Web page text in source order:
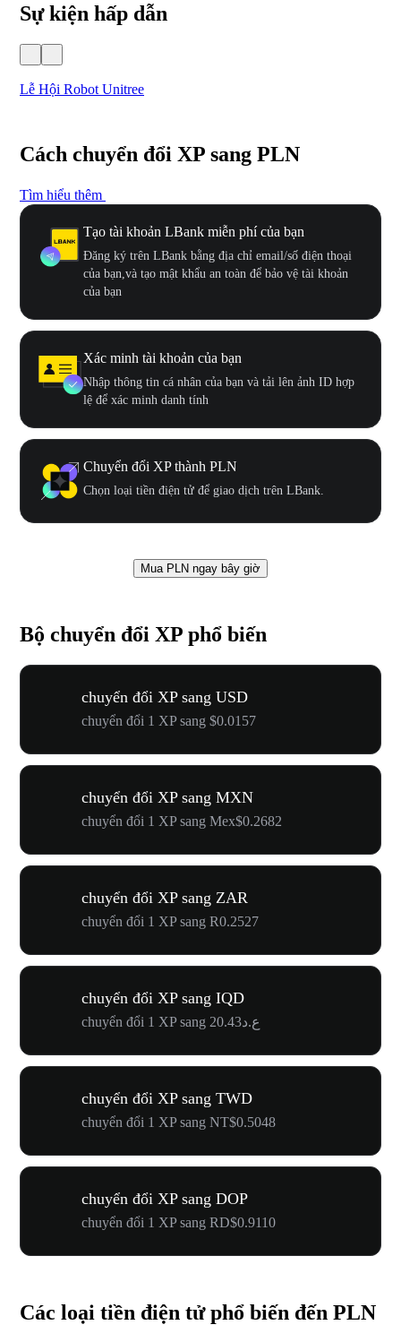
Sự kiện hấp dẫn
Lễ Hội Robot Unitree
Cách chuyển đổi XP sang PLN
Tìm hiểu thêm
Tạo tài khoản LBank miễn phí của bạn
Đăng ký trên LBank bằng địa chỉ email/số điện thoại
của bạn,và tạo mật khẩu an toàn để bảo vệ tài khoản
của bạn
Xác minh tài khoản của bạn
Nhập thông tin cá nhân của bạn và tải lên ảnh ID hợp
lệ để xác minh danh tính
Chuyển đổi XP thành PLN
Chọn loại tiền điện tử để giao dịch trên LBank.
Mua PLN ngay bây giờ
Bộ chuyển đổi XP phổ biến
chuyển đổi XP sang USD
chuyển đổi 1 XP sang $0.0157
chuyển đổi XP sang MXN
chuyển đổi 1 XP sang Mex$0.2682
chuyển đổi XP sang ZAR
chuyển đổi 1 XP sang R0.2527
chuyển đổi XP sang IQD
chuyển đổi 1 XP sang ع.د20.43
chuyển đổi XP sang TWD
chuyển đổi 1 XP sang NT$0.5048
chuyển đổi XP sang DOP
chuyển đổi 1 XP sang RD$0.9110
Các loại tiền điện tử phổ biến đến PLN